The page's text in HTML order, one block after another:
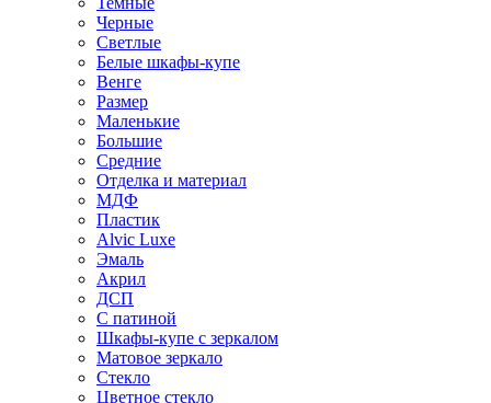
Черные
Светлые
Белые шкафы-купе
Венге
Размер
Маленькие
Большие
Средние
Отделка и материал
МДФ
Пластик
Alvic Luxe
Эмаль
Акрил
ДСП
С патиной
Шкафы-купе с зеркалом
Матовое зеркало
Стекло
Цветное стекло